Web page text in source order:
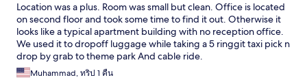
Location was a plus. Room was small but clean. Office is located
on second floor and took some time to find it out. Otherwise it
looks like a typical apartment building with no reception office.
We used it to dropoff luggage while taking a 5 ringgit taxi pick n
drop by grab to theme park And cable ride.
Muhammad, ทริป 1 คืน